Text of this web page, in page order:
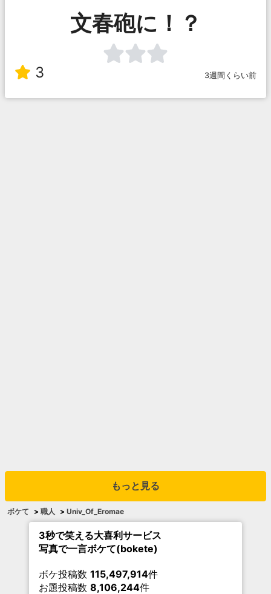
文春砲に！？
3 3週間くらい前
もっと見る
ボケて > 職人 > Univ_Of_Eromae
3秒で笑える大喜利サービス
写真で一言ボケて(bokete)
ボケ投稿数 115,497,914件
お題投稿数 8,106,244件